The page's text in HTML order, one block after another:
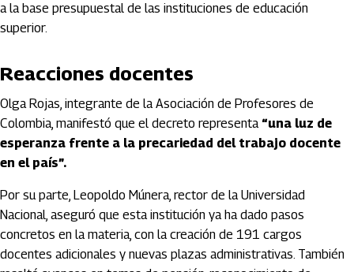
a la base presupuestal de las instituciones de educación
superior.
Reacciones docentes
Olga Rojas, integrante de la Asociación de Profesores de
Colombia, manifestó que el decreto representa “una luz de
esperanza frente a la precariedad del trabajo docente
en el país”.
Por su parte, Leopoldo Múnera, rector de la Universidad
Nacional, aseguró que esta institución ya ha dado pasos
concretos en la materia, con la creación de 191 cargos
docentes adicionales y nuevas plazas administrativas. También